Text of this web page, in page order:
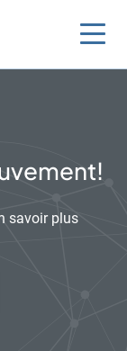
savoir plus